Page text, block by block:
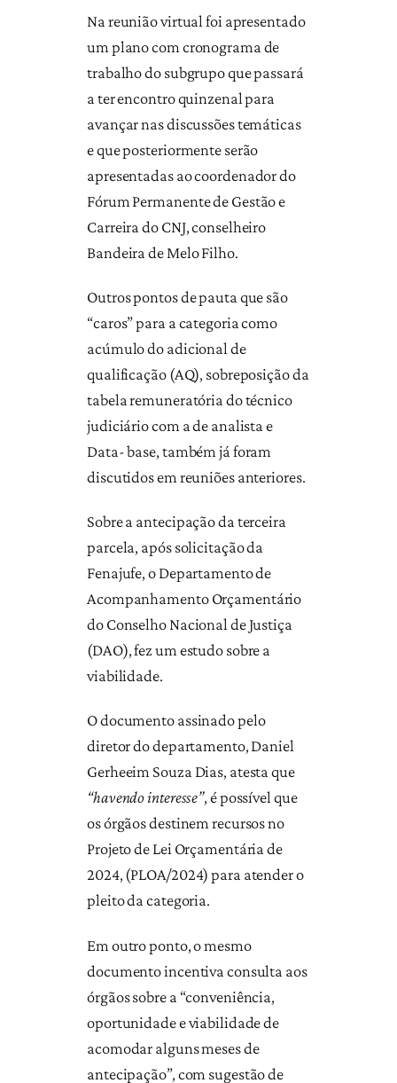
Na reunião virtual foi apresentado
um plano com cronograma de
trabalho do subgrupo que passará
a ter encontro quinzenal para
avançar nas discussões temáticas
e que posteriormente serão
apresentadas ao coordenador do
Fórum Permanente de Gestão e
Carreira do CNJ, conselheiro
Bandeira de Melo Filho.
Outros pontos de pauta que são
“caros” para a categoria como
acúmulo do adicional de
qualificação (AQ), sobreposição da
tabela remuneratória do técnico
judiciário com a de analista e
Data- base, também já foram
discutidos em reuniões anteriores.
Sobre a antecipação da terceira
parcela, após solicitação da
Fenajufe, o Departamento de
Acompanhamento Orçamentário
do Conselho Nacional de Justiça
(DAO), fez um estudo sobre a
viabilidade.
O documento assinado pelo
diretor do departamento, Daniel
Gerheeim Souza Dias, atesta que
“havendo interesse”, é possível que
os órgãos destinem recursos no
Projeto de Lei Orçamentária de
2024, (PLOA/2024) para atender o
pleito da categoria.
Em outro ponto, o mesmo
documento incentiva consulta aos
órgãos sobre a “conveniência,
oportunidade e viabilidade de
acomodar alguns meses de
antecipação”, com sugestão de